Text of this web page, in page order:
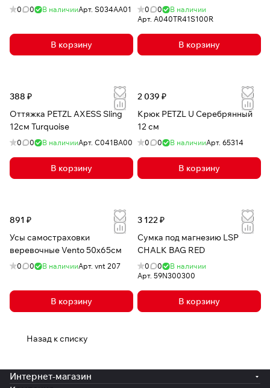
0 0 В наличииАрт. S034AA01
В корзину
0 0
В наличии
Арт. A040TR41S100R
В корзину
388 ₽
Оттяжка PETZL AXESS Sling
12см Turquoise
0 0 В наличииАрт. C041BA00
В корзину
2 039 ₽
Крюк PETZL U Серебрянный
12 см
0 0 В наличииАрт. 65314
В корзину
891 ₽
Усы самостраховки
веревочные Vento 50х65см
0 0 В наличииАрт. vnt 207
В корзину
3 122 ₽
Сумка под магнезию LSP
CHALK BAG RED
0 0
В наличии
Арт. 59N300300
В корзину
Назад к списку
Интернет-магазин